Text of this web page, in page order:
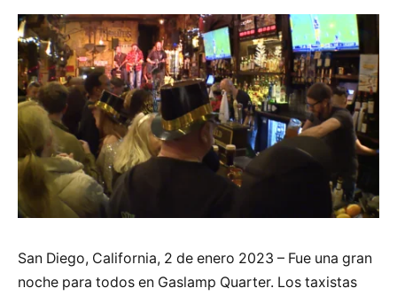
San Diego, California, 2 de enero 2023 – Fue una gran
noche para todos en Gaslamp Quarter. Los taxistas